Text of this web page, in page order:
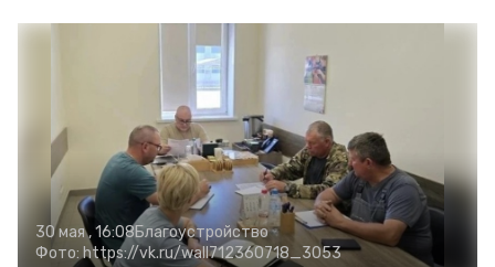
30 мая , 16:08Благоустройство
Фото: https://vk.ru/wall712360718_3053